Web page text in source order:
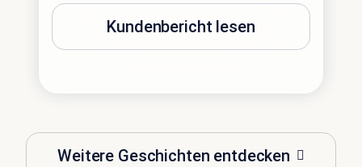
Weitere Geschichten entdecken
Kundenbericht lesen